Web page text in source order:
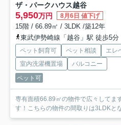
ザ・パークハウス越谷
5,950万円 8月6日 値下げ
15階 / 66.89㎡ / 3LDK /築12年
東武伊勢崎線「越谷」駅 徒歩5分
ペット飼育可 ペット相談 エレ
室内洗濯機置場
バルコニー
ペット可
専有面積66.89㎡の物件で広々してま
す！こちらの物件の間取りは3LDKと